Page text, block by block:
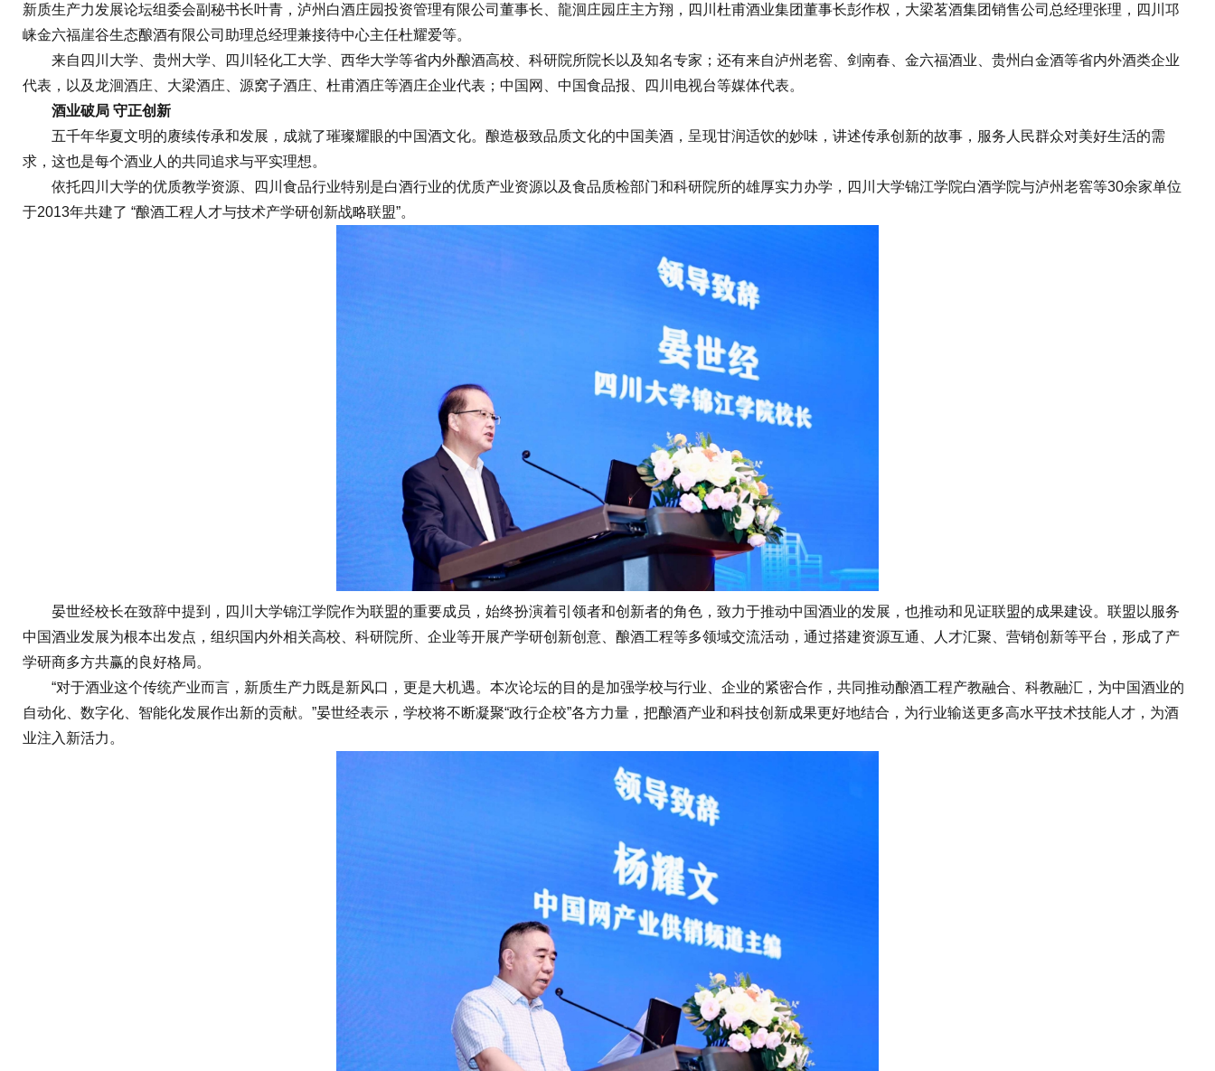
新质生产力发展论坛组委会副秘书长叶青，泸州白酒庄园投资管理有限公司董事长、龍洄庄园庄主方翔，四川杜甫酒业集团董事长彭作权，大梁茗酒集团销售公司总经理张理，四川邛
崃金六福崖谷生态酿酒有限公司助理总经理兼接待中心主任杜耀爱等。
来自四川大学、贵州大学、四川轻化工大学、西华大学等省内外酿酒高校、科研院所院长以及知名专家；还有来自泸州老窖、剑南春、金六福酒业、贵州白金酒等省内外酒类企业
代表，以及龙洄酒庄、大梁酒庄、源窝子酒庄、杜甫酒庄等酒庄企业代表；中国网、中国食品报、四川电视台等媒体代表。
酒业破局 守正创新
五千年华夏文明的赓续传承和发展，成就了璀璨耀眼的中国酒文化。酿造极致品质文化的中国美酒，呈现甘润适饮的妙味，讲述传承创新的故事，服务人民群众对美好生活的需
求，这也是每个酒业人的共同追求与平实理想。
依托四川大学的优质教学资源、四川食品行业特别是白酒行业的优质产业资源以及食品质检部门和科研院所的雄厚实力办学，四川大学锦江学院白酒学院与泸州老窖等30余家单位
于2013年共建了 “酿酒工程人才与技术产学研创新战略联盟”。
晏世经校长在致辞中提到，四川大学锦江学院作为联盟的重要成员，始终扮演着引领者和创新者的角色，致力于推动中国酒业的发展，也推动和见证联盟的成果建设。联盟以服务
中国酒业发展为根本出发点，组织国内外相关高校、科研院所、企业等开展产学研创新创意、酿酒工程等多领域交流活动，通过搭建资源互通、人才汇聚、营销创新等平台，形成了产
学研商多方共赢的良好格局。
“对于酒业这个传统产业而言，新质生产力既是新风口，更是大机遇。本次论坛的目的是加强学校与行业、企业的紧密合作，共同推动酿酒工程产教融合、科教融汇，为中国酒业的
自动化、数字化、智能化发展作出新的贡献。”晏世经表示，学校将不断凝聚“政行企校”各方力量，把酿酒产业和科技创新成果更好地结合，为行业输送更多高水平技术技能人才，为酒
业注入新活力。